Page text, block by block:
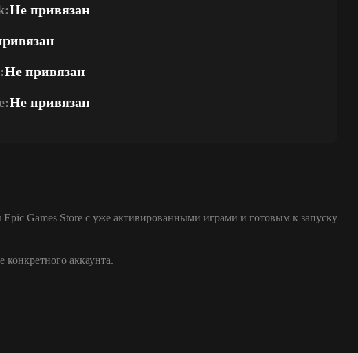
Не привязан
Не привязан
Не привязан
Games Store с уже активированными играми и готовым к запуску
аккаунта.